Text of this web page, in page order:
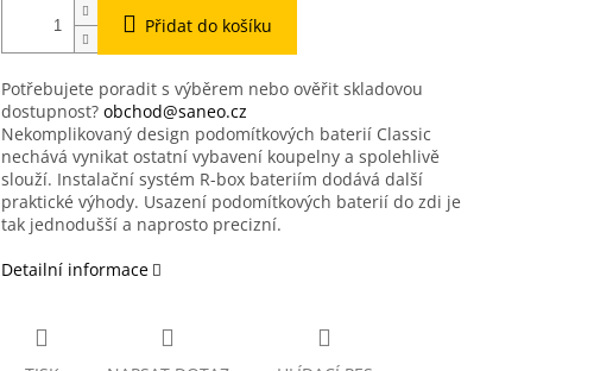
Přidat do košíku
Potřebujete poradit s výběrem nebo ověřit skladovou
dostupnost? obchod@saneo.cz
Nekomplikovaný design podomítkových baterií Classic
nechává vynikat ostatní vybavení koupelny a spolehlivě
slouží. Instalační systém R-box bateriím dodává další
praktické výhody. Usazení podomítkových baterií do zdi je
tak jednodušší a naprosto precizní.
Detailní informace